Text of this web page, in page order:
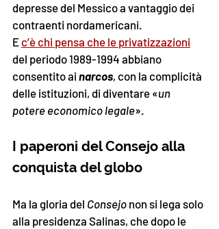
depresse del Messico a vantaggio dei
contraenti nordamericani.
E c’è chi pensa che le privatizzazioni
del periodo 1989-1994 abbiano
consentito ai narcos, con la complicità
delle istituzioni, di diventare «un
potere economico legale».
I paperoni del Consejo alla
conquista del globo
Ma la gloria del Consejo non si lega solo
alla presidenza Salinas, che dopo le